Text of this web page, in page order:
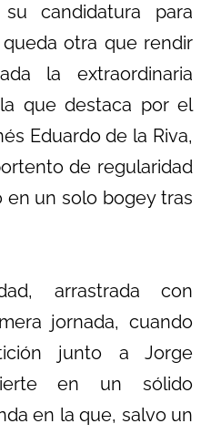
candidatura para
otra que rendir
la extraordinaria
que destaca por el
Eduardo de la Riva,
de regularidad
en un solo bogey tras
arrastrada con
jornada, cuando
junto a Jorge
en un sólido
en la que, salvo un